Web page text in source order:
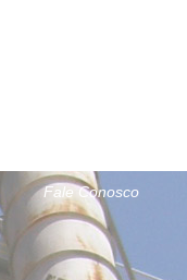
Fale Conosco